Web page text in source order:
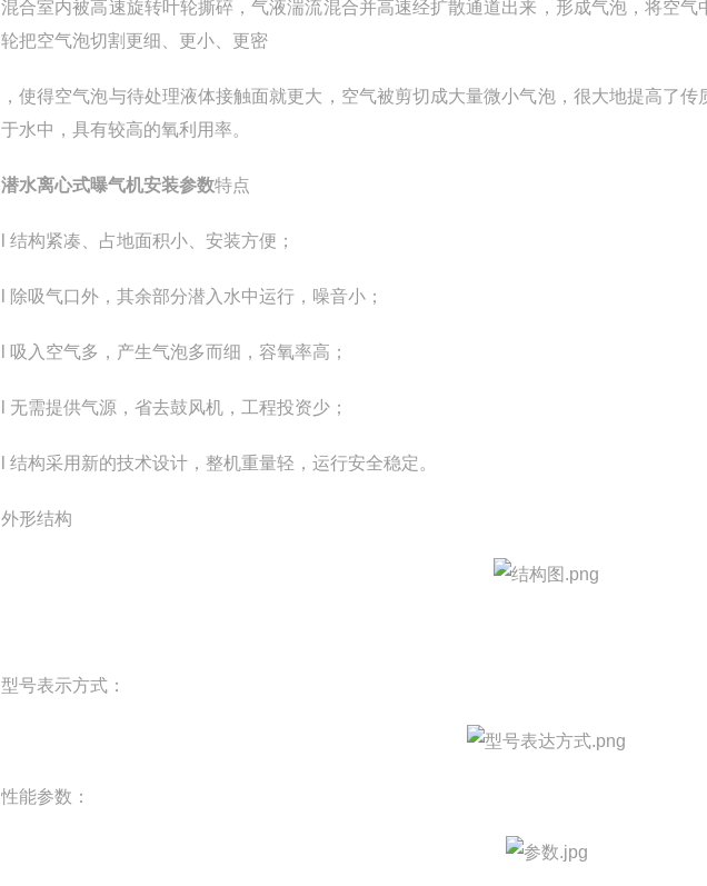
混合室内被高速旋转叶轮撕碎，气液湍流混合并高速经扩散通道出来，形成气泡，将空
轮把空气泡切割更细、更小、更密
，使得空气泡与待处理液体接触面就更大，空气被剪切成大量微小气泡，很大地提高了
于水中，具有较高的氧利用率。
潜水离心式曝气机安装参数特点
l 结构紧凑、占地面积小、安装方便；
l 除吸气口外，其余部分潜入水中运行，噪音小；
l 吸入空气多，产生气泡多而细，容氧率高；
l 无需提供气源，省去鼓风机，工程投资少；
l 结构采用新的技术设计，整机重量轻，运行安全稳定。
外形结构
型号表示方式：
性能参数：